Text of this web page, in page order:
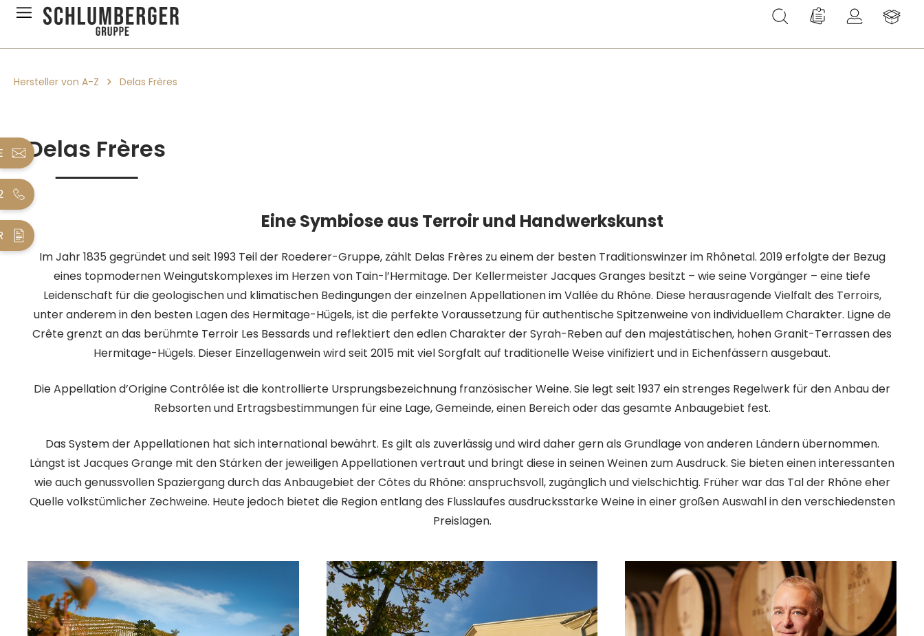
Zur Hauptnavigation springen Du hast 0 Produkte
Hersteller von A-Z Delas Frères
Delas Frères
Eine Symbiose aus Terroir und Handwerkskunst
Im Jahr 1835 gegründet und seit 1993 Teil der Roederer-Gruppe, zählt Delas Frères zu einem der besten Traditionswinzer im Rhônetal. 2019 erfolgte der Bezug
eines topmodernen Weingutskomplexes im Herzen von Tain-l’Hermitage. Der Kellermeister Jacques Granges besitzt – wie seine Vorgänger – eine tiefe
Leidenschaft für die geologischen und klimatischen Bedingungen der einzelnen Appellationen im Vallée du Rhône. Diese herausragende Vielfalt des Terroirs,
unter anderem in den besten Lagen des Hermitage-Hügels, ist die perfekte Voraussetzung für authentische Spitzenweine von individuellem Charakter. Ligne de
Crête grenzt an das berühmte Terroir Les Bessards und reflektiert den edlen Charakter der Syrah-Reben auf den majestätischen, hohen Granit-Terrassen des
Hermitage-Hügels. Dieser Einzellagenwein wird seit 2015 mit viel Sorgfalt auf traditionelle Weise vinifiziert und in Eichenfässern ausgebaut.
Die Appellation d’Origine Contrôlée ist die kontrollierte Ursprungsbezeichnung französischer Weine. Sie legt seit 1937 ein strenges Regelwerk für den Anbau der
Rebsorten und Ertragsbestimmungen für eine Lage, Gemeinde, einen Bereich oder das gesamte Anbaugebiet fest.
Das System der Appellationen hat sich international bewährt. Es gilt als zuverlässig und wird daher gern als Grundlage von anderen Ländern übernommen.
Längst ist Jacques Grange mit den Stärken der jeweiligen Appellationen vertraut und bringt diese in seinen Weinen zum Ausdruck. Sie bieten einen interessanten
wie auch genussvollen Spaziergang durch das Anbaugebiet der Côtes du Rhône: anspruchsvoll, zugänglich und vielschichtig. Früher war das Tal der Rhône eher
Quelle volkstümlicher Zechweine. Heute jedoch bietet die Region entlang des Flusslaufes ausdrucksstarke Weine in einer großen Auswahl in den verschiedensten
Preislagen.